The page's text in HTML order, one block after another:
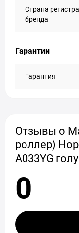
Страна
бренда
Гарантии
Гарантия
Отзывы о
роллер)
A033YG
0